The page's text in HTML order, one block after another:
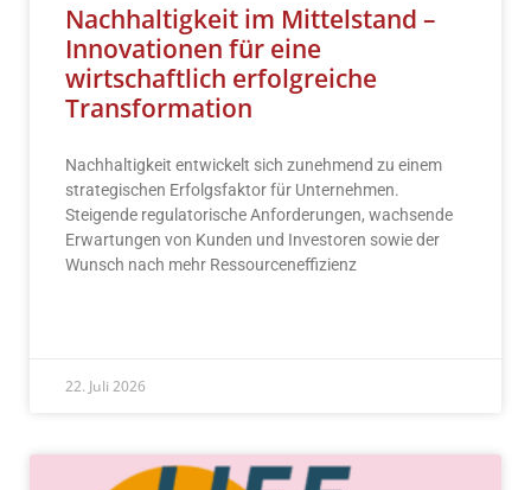
Nachhaltigkeit im Mittelstand –
Innovationen für eine
wirtschaftlich erfolgreiche
Transformation
Nachhaltigkeit entwickelt sich zunehmend zu einem
strategischen Erfolgsfaktor für Unternehmen.
Steigende regulatorische Anforderungen, wachsende
Erwartungen von Kunden und Investoren sowie der
Wunsch nach mehr Ressourceneffizienz
22. Juli 2026